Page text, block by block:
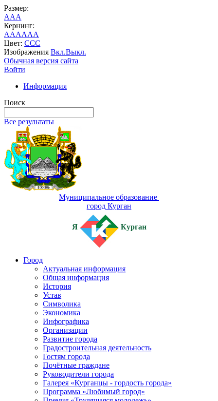
Размер:
AAA
Кернинг:
AAAAAA
Цвет: CCC
Изображения Вкл.Выкл.
Обычная версия сайта
Войти
Информация
Поиск
Все результаты
Муниципальное образование
город Курган
Я Курган
Город
Актуальная информация
Общая информация
История
Устав
Символика
Экономика
Инфографика
Организации
Развитие города
Градостроительная деятельность
Гостям города
Почётные граждане
Руководители города
Галерея «Курганцы - гордость города»
Программа «Любимый город»